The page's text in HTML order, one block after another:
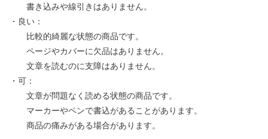
書き込みや線引きはありません。
・良い：
比較的綺麗な状態の商品です。
ページやカバーに欠品はありません。
文章を読むのに支障はありません。
・可：
文章が問題なく読める状態の商品です。
マーカーやペンで書込があることがあります。
商品の痛みがある場合があります。